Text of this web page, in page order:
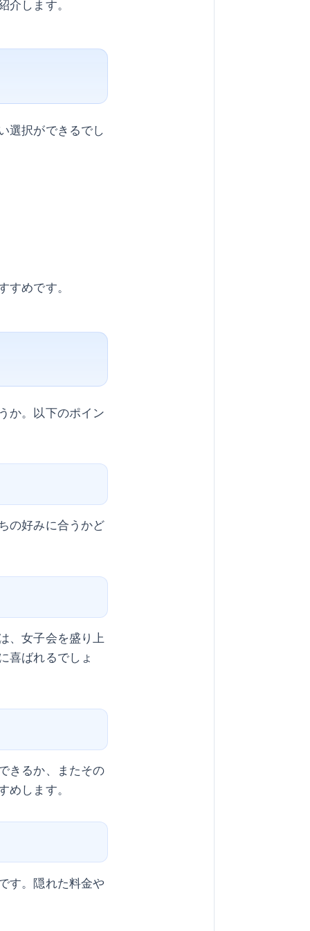
します。
選択ができるでし
めです。
か。以下のポイン
の好みに合うかど
、女子会を盛り上
喜ばれるでしょ
きるか、またその
します。
す。隠れた料金や